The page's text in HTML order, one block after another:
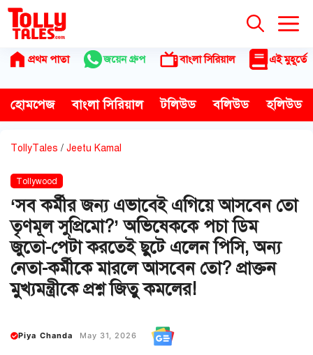
Skip
content
প্রথম পাতা জয়েন গ্রুপ বাংলা সিরিয়াল এই মুহূর্তে
হোমপেজ বাংলা সিরিয়াল টলিউড বলিউড হলিউড
TollyTales / Jeetu Kamal
Tollywood
‘সব কর্মীর জন্য এভাবেই এগিয়ে আসবেন তো
তৃণমূল সুপ্রিমো?’ অভিষেককে পচা ডিম
জুতো-পেটা করতেই ছুটে এলেন পিসি, অন্য
নেতা-কর্মীকে মারলে আসবেন তো? প্রাক্তন
মুখ্যমন্ত্রীকে প্রশ্ন জিতু কমলের!
Piya Chanda May 31, 2026